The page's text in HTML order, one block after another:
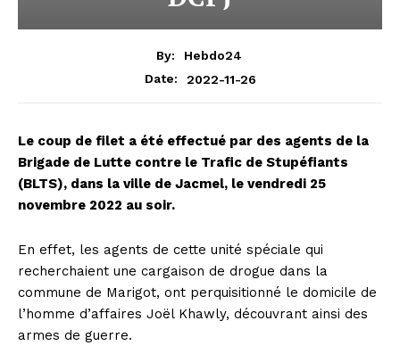
By:
Hebdo24
Date:
2022-11-26
Le coup de filet a été effectué par des agents de la
Brigade de Lutte contre le Trafic de Stupéfiants
(BLTS), dans la ville de Jacmel, le vendredi 25
novembre 2022 au soir.
En effet, les agents de cette unité spéciale qui
recherchaient une cargaison de drogue dans la
commune de Marigot, ont perquisitionné le domicile de
l’homme d’affaires Joël Khawly, découvrant ainsi des
armes de guerre.